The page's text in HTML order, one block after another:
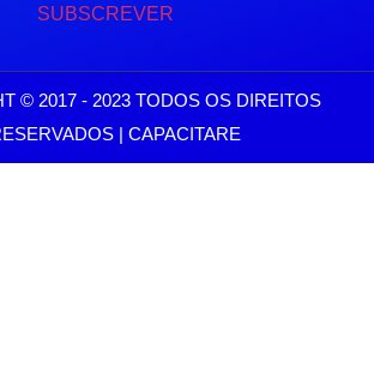
SUBSCREVER
© 2017 - 2023 TODOS OS DIREITOS
| CAPACITARE